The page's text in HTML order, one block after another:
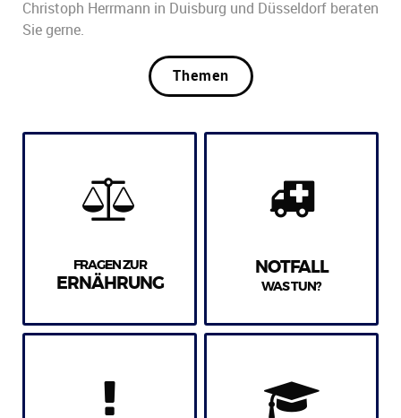
Christoph Herrmann in Duisburg und Düsseldorf beraten
Sie gerne.
Themen
FRAGEN ZUR
ERNÄHRUNG
NOTFALL
WAS TUN?